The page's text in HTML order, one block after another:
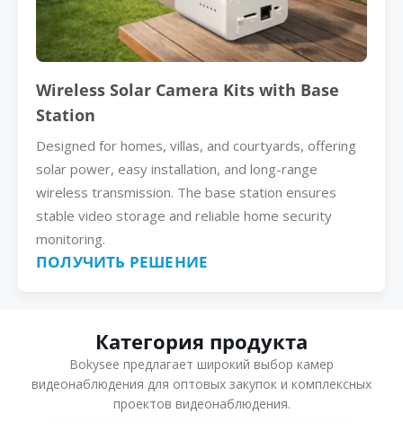
Wireless Solar Camera Kits with Base
Station
Designed for homes, villas, and courtyards, offering
solar power, easy installation, and long-range
wireless transmission. The base station ensures
stable video storage and reliable home security
monitoring.
ПОЛУЧИТЬ РЕШЕНИЕ
Категория продукта
Bokysee предлагает широкий выбор камер
видеонаблюдения для оптовых закупок и комплексных
проектов видеонаблюдения.